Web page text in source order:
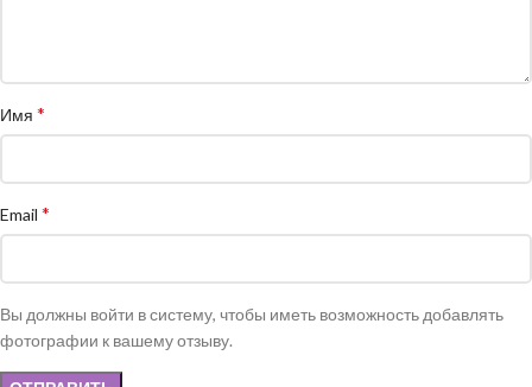
Имя *
Email *
Вы должны войти в систему, чтобы иметь возможность добавлять
фотографии к вашему отзыву.